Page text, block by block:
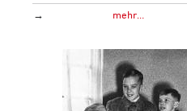
→
mehr…